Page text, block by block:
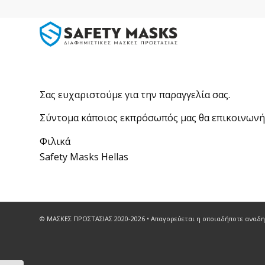
Σας ευχαριστούμε για την παραγγελία σας.
Σύντομα κάποιος εκπρόσωπός μας θα
Φιλικά
Safety Masks Hellas
© ΜΑΣΚΕΣ ΠΡΟΣΤΑΣΙΑΣ 2020-2026 • Απαγορεύεται η οποιαδήποτε